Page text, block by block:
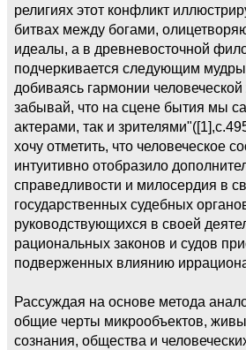
религиях этот конфликт
битвах между богами,
идеалы, а в древневосточной
подчеркивается следующим
добиваясь гармонии
забывай, что на сцене бытия мы
актерами, так и
хочу отметить, что человеческое
интуитивно отобразило
справедливости и милосердия в
государственных судебных
руководствующихся в своей
рациональных законов и судов
подверженных влиянию
Рассуждая на основе метода
общие черты микрообъектов,
сознания, общества и